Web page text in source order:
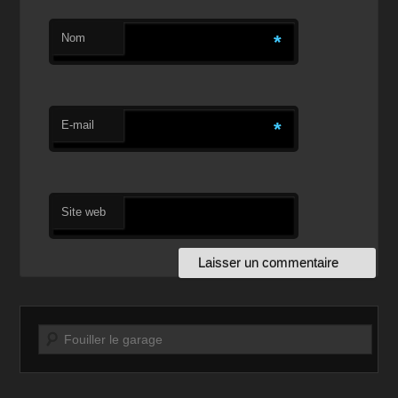
Nom *
E-mail *
Site web
Recherche